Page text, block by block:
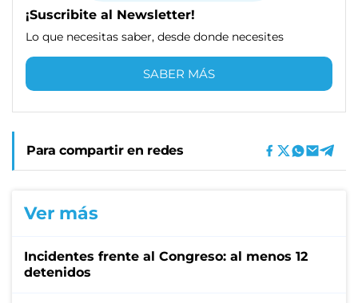
¡Suscribite al Newsletter!
Lo que necesitas saber, desde donde necesites
SABER MÁS
Para compartir en redes
Ver más
Incidentes frente al Congreso: al menos 12
detenidos